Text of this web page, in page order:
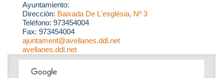
Ayuntamiento:
Dirección: Baixada De L'església, Nº 3
Teléfono: 973454004
Fax: 973454004
ajuntament@avellanes.ddl.net
avellanes.ddl.net